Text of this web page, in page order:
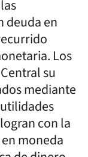
deuda en
Los
su
mediante
con la
moneda